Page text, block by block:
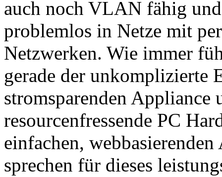
auch noch VLAN fähig
problemlos in Netze mit
Netzwerken. Wie immer
gerade der unkomplizierte
stromsparenden Appliance
resourcenfressende PC
einfachen,
sprechen für dieses